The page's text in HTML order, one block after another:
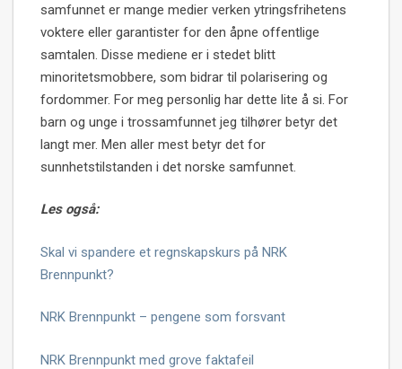
samfunnet er mange medier verken ytringsfrihetens
voktere eller garantister for den åpne offentlige
samtalen. Disse mediene er i stedet blitt
minoritetsmobbere, som bidrar til polarisering og
fordommer. For meg personlig har dette lite å si. For
barn og unge i trossamfunnet jeg tilhører betyr det
langt mer. Men aller mest betyr det for
sunnhetstilstanden i det norske samfunnet.
Les også:
Skal vi spandere et regnskapskurs på NRK
Brennpunkt?
NRK Brennpunkt – pengene som forsvant
NRK Brennpunkt med grove faktafeil